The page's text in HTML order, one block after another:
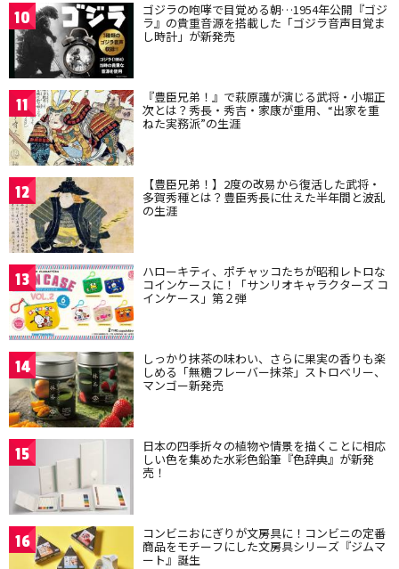
10 ゴジラの咆哮で目覚める朝…1954年公開『ゴジ
ラ』の貴重音源を搭載した「ゴジラ音声目覚ま
し時計」が新発売
11 『豊臣兄弟！』で萩原護が演じる武将・小堀正
次とは？秀長・秀吉・家康が重用、“出家を重
ねた実務派”の生涯
12 【豊臣兄弟！】2度の改易から復活した武将・
多賀秀種とは？豊臣秀長に仕えた半年間と波乱
の生涯
13 ハローキティ、ポチャッコたちが昭和レトロな
コインケースに！「サンリオキャラクターズ コ
インケース」第２弾
14 しっかり抹茶の味わい、さらに果実の香りも楽
しめる「無糖フレーバー抹茶」ストロベリー、
マンゴー新発売
15 日本の四季折々の植物や情景を描くことに相応
しい色を集めた水彩色鉛筆『色辞典』が新発
売！
16 コンビニおにぎりが文房具に！コンビニの定番
商品をモチーフにした文房具シリーズ『ジムマ
ート』誕生